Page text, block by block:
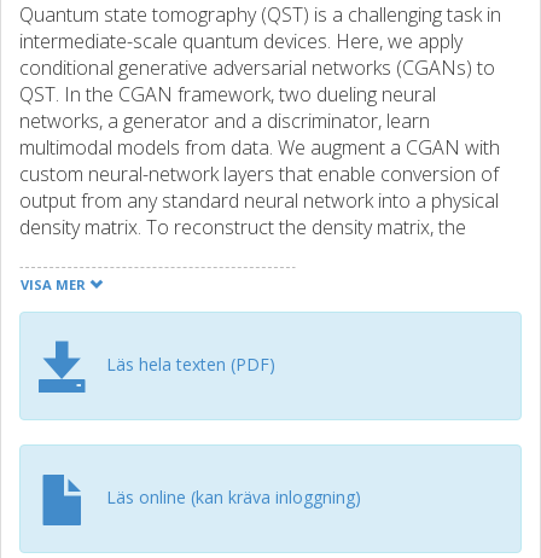
Quantum state tomography (QST) is a challenging task in
intermediate-scale quantum devices. Here, we apply
conditional generative adversarial networks (CGANs) to
QST. In the CGAN framework, two dueling neural
networks, a generator and a discriminator, learn
multimodal models from data. We augment a CGAN with
custom neural-network layers that enable conversion of
output from any standard neural network into a physical
density matrix. To reconstruct the density matrix, the
data using standard gradient-based methods. We
demonstrate that our QST-CGAN reconstructs optical
magnitude fewer iterative steps, and less data, than both
accelerated projected-gradient-based and iterative
maximum-likelihood estimation. We also show that the
QST-CGAN can reconstruct a quantum state in a single
pretrained on similar quantum states.
VISA MER
Läs hela texten (PDF)
Läs online (kan kräva inloggning)